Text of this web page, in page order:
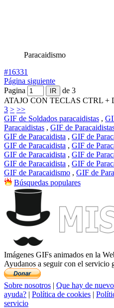
Paracaidismo
#16331
Página siguiente
Pagina
de 3
ATAJO CON TECLAS CTRL +
3 > >>
GIF de Soldados paracaidistas ,
Paracaidistas , GIF de
GIF de Paracaidista , GIF de
GIF de Paracaidista , GIF de
GIF de Paracaidista , GIF de
GIF de Paracaidista , GIF de
GIF de Paracaidismo , GIF de
Búsquedas populares
Imágenes GIFs animados en la
Ayudanos a seguir con el servicio
Sobre nosotros | Que hay de
ayuda? | Política de cookies |
servicio